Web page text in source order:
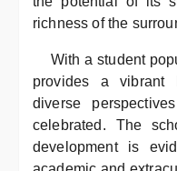
richness of the
With a student
provides a vibrant
diverse
celebrated. The
development is